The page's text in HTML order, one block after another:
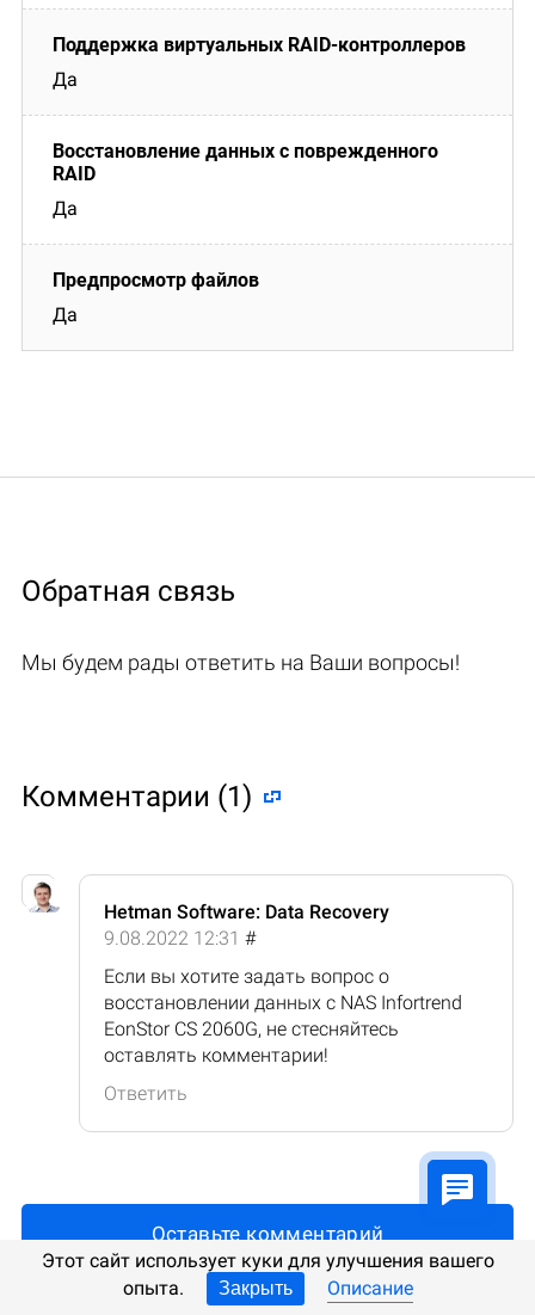
Да
Да
Да
Обратная связь
Мы будем рады ответить на Ваши вопросы!
Комментарии (1)
Hetman Software: Data Recovery
9.08.2022 12:31 #
Если вы хотите задать вопрос о
восстановлении данных с NAS Infortrend
EonStor CS 2060G, не стесняйтесь
оставлять комментарии!
Ответить
Оставьте комментарий
Этот сайт использует куки для улучшения вашего
опыта.
Закрыть Описание